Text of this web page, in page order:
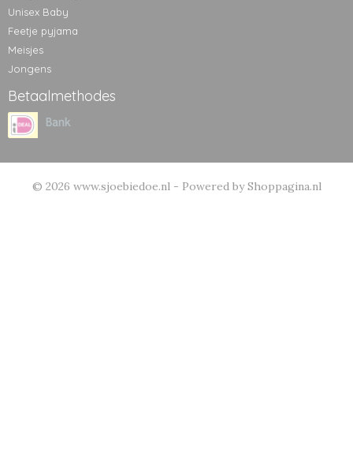
Unisex Baby
Feetje pyjama
Meisjes
Jongens
Betaalmethodes
© 2026 www.sjoebiedoe.nl - Powered by Shoppagina.nl